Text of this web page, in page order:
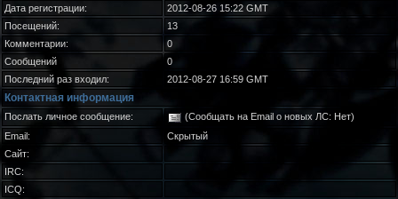
Дата регистрации:
2012-08-26 15:22 GMT
Посещений:
13
Комментарии:
0
Сообщений
0
Последний раз входил:
2012-08-27 16:59 GMT
Контактная информация
Послать личное сообщение:
(Сообщать на Email о новых ЛС: Нет)
Email:
Скрытый
Сайт:
IRC:
ICQ: